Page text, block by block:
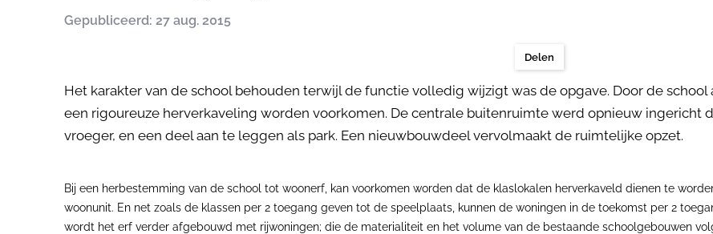
Gepubliceerd: 27 aug. 2015
Delen
Het karakter van de school behouden terwijl de functie volledig wijzigt was de opgave. Door de
een rigoureuze herverkaveling worden voorkomen. De centrale buitenruimte werd opnieuw ingericht
vroeger, en een deel aan te leggen als park. Een nieuwbouwdeel vervolmaakt de ruimtelijke opzet.
Bij een herbestemming van de school tot woonerf, kan voorkomen worden dat de klaslokalen herverkaveld dienen te
woonunit. En net zoals de klassen per 2 toegang geven tot de speelplaats, kunnen de woningen in de toekomst per 2
wordt het erf verder afgebouwd met rijwoningen; die de materialiteit en het volume van de bestaande schoolgebouwen